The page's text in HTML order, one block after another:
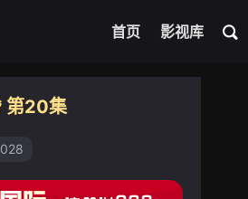
首页 影视库
第20集